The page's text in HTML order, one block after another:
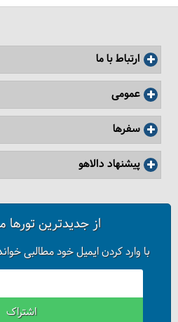
چگونه در کمپ
ارتباط با ما
عمومی
سفرها
پیشنهاد دالاهو
از جدیدترین
با وارد کردن ایمیل خود مطالبی
اشتراک